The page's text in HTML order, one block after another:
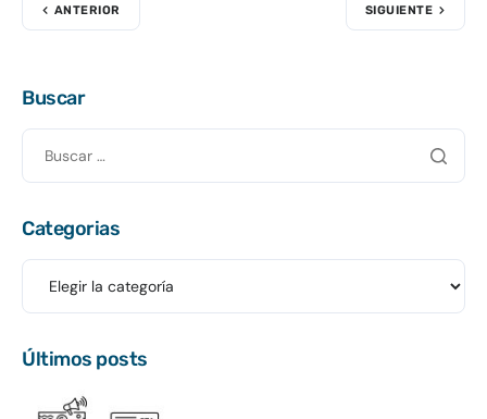
ANTERIOR SIGUIENTE
Buscar
Categorias
Últimos posts